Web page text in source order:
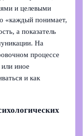
и целевыми
«каждый понимает,
а показатель
На
процессе
иное
и как